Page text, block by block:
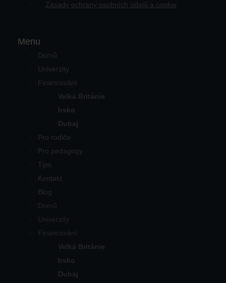
Zásady ochrany osobních údajů a cookie
Menu
Domů
Univerzity
Financování
Velká Británie
Irsko
Dubaj
Pro rodiče
Pro pedagogy
Tým
Kontakt
Blog
Domů
Univerzity
Financování
Velká Británie
Irsko
Dubaj